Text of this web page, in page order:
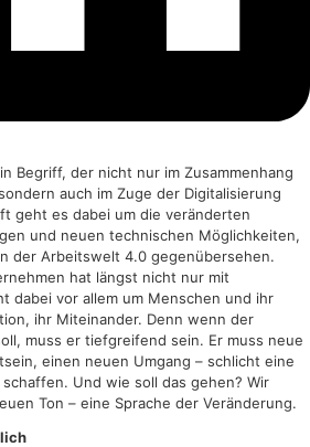
Begriff, der nicht nur im Zusammenhang
auch im Zuge der Digitalisierung
geht es dabei um die veränderten
und neuen technischen Möglichkeiten,
der Arbeitswelt 4.0 gegenübersehen.
hat längst nicht nur mit
dabei vor allem um Menschen und ihr
ihr Miteinander. Denn wenn der
muss er tiefgreifend sein. Er muss neue
einen neuen Umgang – schlicht eine
Und wie soll das gehen? Wir
Ton – eine Sprache der Veränderung.